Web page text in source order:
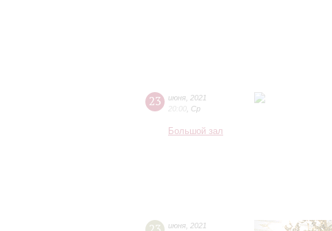
23 июня 2021
20:00 Ср
Большой зал
июня 2021